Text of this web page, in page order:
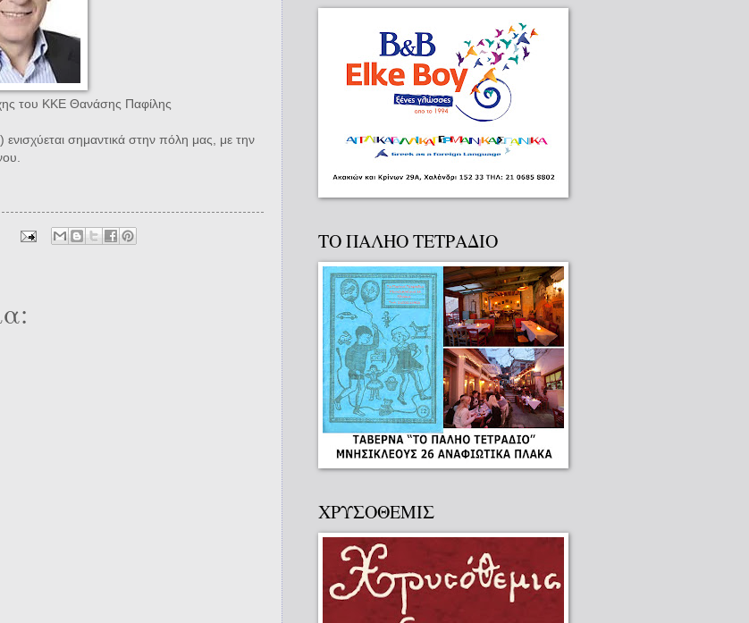
του ΚΚΕ Θανάσης Παφίλης
σημαντικά στην πόλη μας, με την
ΤΟ ΠΑΛΗΟ ΤΕΤΡΑΔΙΟ
ΧΡΥΣΟΘΕΜΙΣ